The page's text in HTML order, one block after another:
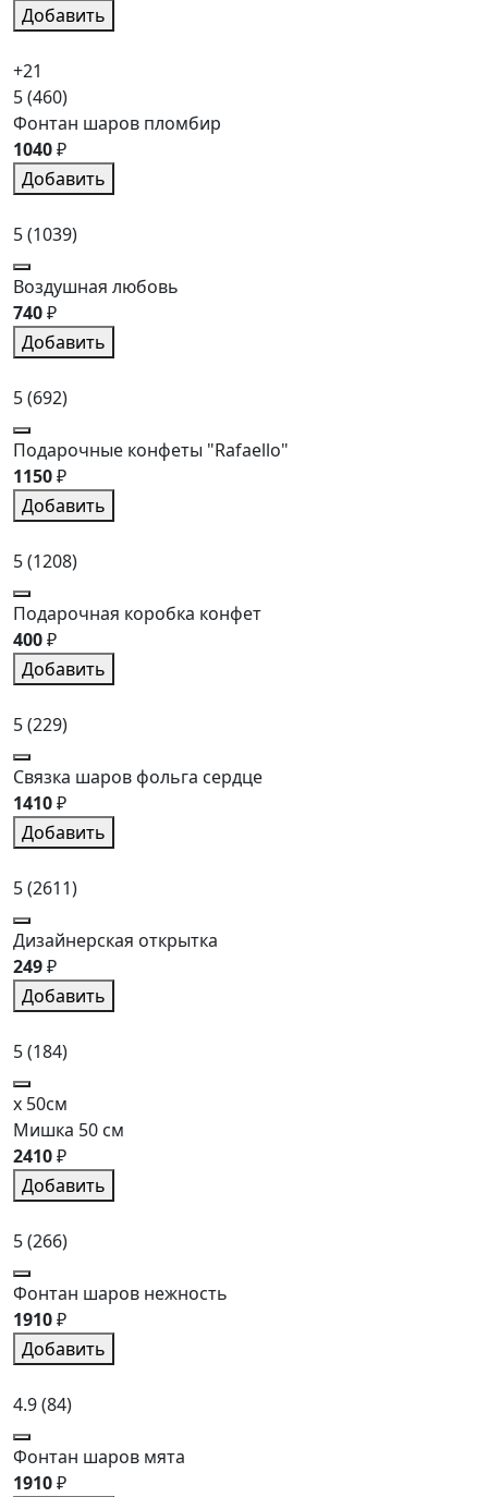
Добавить
+21
5(460)
Фонтан шаров пломбир
1040₽
Добавить
5(1039)
Воздушная любовь
740₽
Добавить
5(692)
Подарочные конфеты "Rafaello"
1150₽
Добавить
5(1208)
Подарочная коробка конфет
400₽
Добавить
5(229)
Связка шаров фольга сердце
1410₽
Добавить
5(2611)
Дизайнерская открытка
249₽
Добавить
5(184)
x 50см
Мишка 50 см
2410₽
Добавить
5(266)
Фонтан шаров нежность
1910₽
Добавить
4.9(84)
Фонтан шаров мята
1910₽